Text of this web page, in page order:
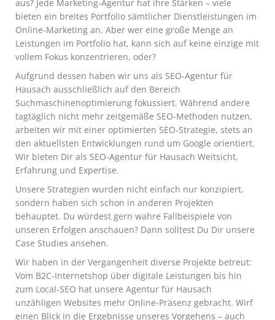
aus? Jede Marketing-Agentur hat ihre Stärken – viele
bieten ein breites Portfolio sämtlicher Dienstleistungen im
Online-Marketing an. Aber wer eine große Menge an
Leistungen im Portfolio hat, kann sich auf keine einzige mit
vollem Fokus konzentrieren, oder?
Aufgrund dessen haben wir uns als SEO-Agentur für
Hausach ausschließlich auf den Bereich
Suchmaschinenoptimierung fokussiert. Während andere
tagtäglich nicht mehr zeitgemäße SEO-Methoden nutzen,
arbeiten wir mit einer optimierten SEO-Strategie, stets an
den aktuellsten Entwicklungen rund um Google orientiert.
Wir bieten Dir als SEO-Agentur für Hausach Weitsicht,
Erfahrung und Expertise.
Unsere Strategien wurden nicht einfach nur konzipiert,
sondern haben sich schon in anderen Projekten
behauptet. Du würdest gern wahre Fallbeispiele von
unseren Erfolgen anschauen? Dann solltest Du Dir unsere
Case Studies ansehen.
Wir haben in der Vergangenheit diverse Projekte betreut:
Vom B2C-Internetshop über digitale Leistungen bis hin
zum Local-SEO hat unsere Agentur für Hausach
unzähligen Websites mehr Online-Präsenz gebracht. Wirf
einen Blick in die Ergebnisse unseres Vorgehens – auch